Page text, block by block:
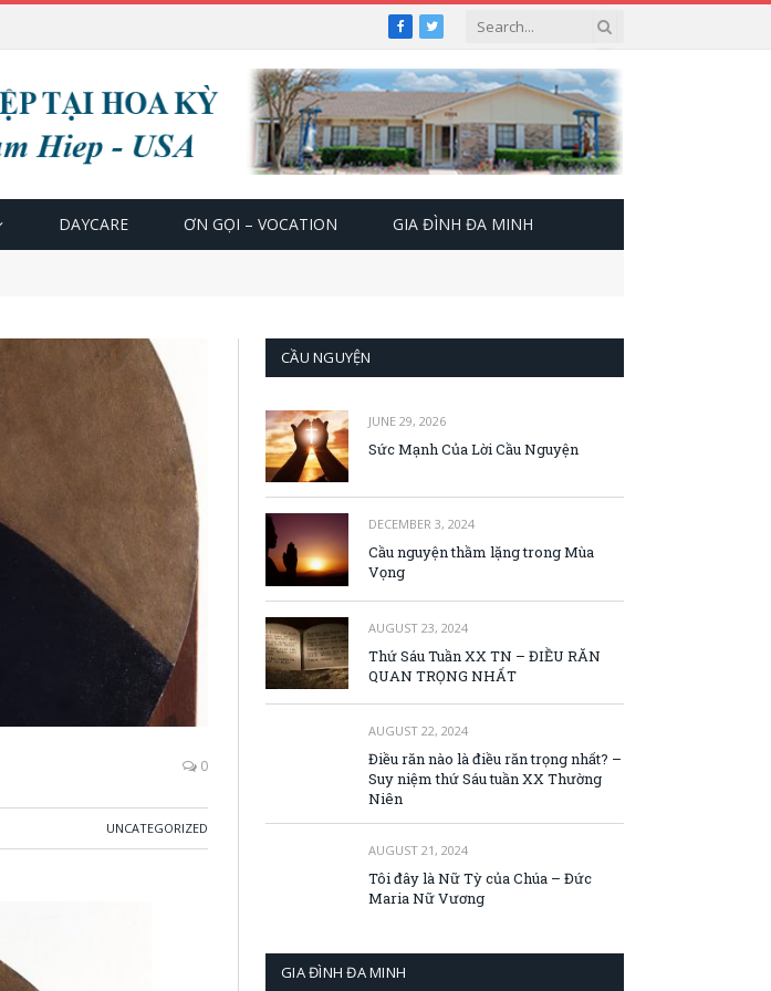
Facebook
Twitter
DAYCARE ƠN GỌI – VOCATION GIA ĐÌNH ĐA MINH
0
UNCATEGORIZED
CẦU NGUYỆN
JUNE 29, 2026
Sức Mạnh Của Lời Cầu Nguyện
DECEMBER 3, 2024
Cầu nguyện thầm lặng trong Mùa
Vọng
AUGUST 23, 2024
Thứ Sáu Tuần XX TN – ĐIỀU RĂN
QUAN TRỌNG NHẤT
AUGUST 22, 2024
Điều răn nào là điều răn trọng nhất? –
Suy niệm thứ Sáu tuần XX Thường
Niên
AUGUST 21, 2024
Tôi đây là Nữ Tỳ của Chúa – Đức
Maria Nữ Vương
GIA ĐÌNH ĐA MINH